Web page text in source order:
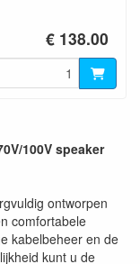
€ 138.00
100V speaker
ontworpen
comfortabele
kabelbeheer en de
kunt u de